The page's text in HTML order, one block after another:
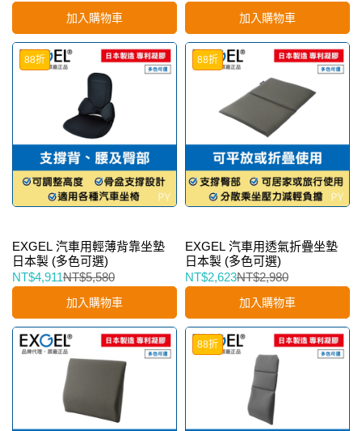
加入購物車 加入購物車
88折
EXGEL 汽車用輕薄背靠坐墊
日本製 (多色可選)
NT$4,911NT$5,580
加入購物車
88折
EXGEL 汽車用透氣折疊坐墊
日本製 (多色可選)
NT$2,623NT$2,980
加入購物車
88折